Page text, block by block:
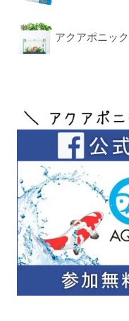
アクアポニッ